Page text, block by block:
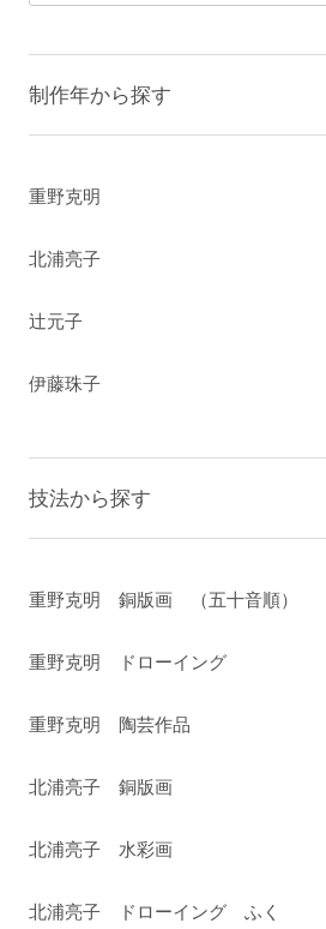
制作年から探す
重野克明
北浦亮子
辻元子
伊藤珠子
技法から探す
重野克明 銅版画 （五十音順）
重野克明 ドローイング
重野克明 陶芸作品
北浦亮子 銅版画
北浦亮子 水彩画
北浦亮子 ドローイング ふく